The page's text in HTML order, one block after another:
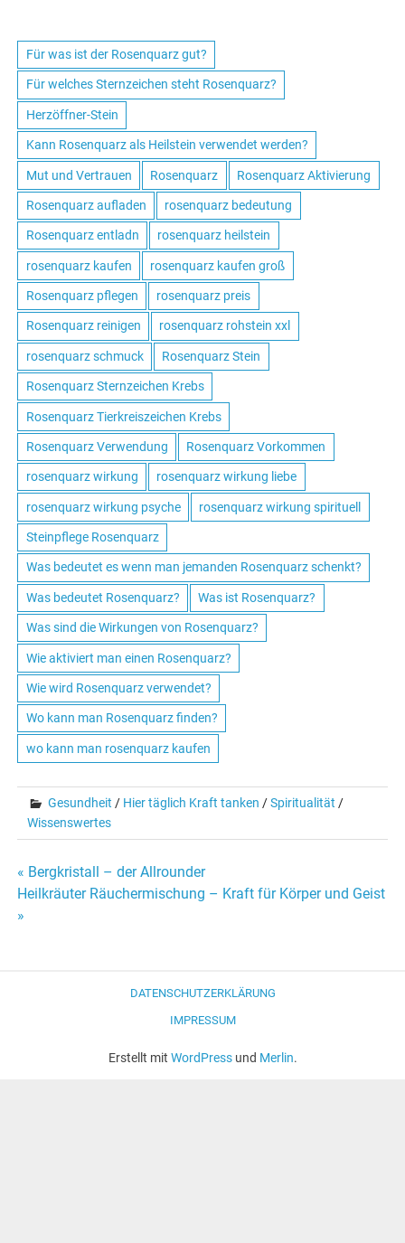
Für was ist der Rosenquarz gut?
Für welches Sternzeichen steht Rosenquarz?
Herzöffner-Stein
Kann Rosenquarz als Heilstein verwendet werden?
Mut und Vertrauen Rosenquarz Rosenquarz Aktivierung
Rosenquarz aufladen rosenquarz bedeutung
Rosenquarz entladn rosenquarz heilstein
rosenquarz kaufen rosenquarz kaufen groß
Rosenquarz pflegen rosenquarz preis
Rosenquarz reinigen rosenquarz rohstein xxl
rosenquarz schmuck Rosenquarz Stein
Rosenquarz Sternzeichen Krebs
Rosenquarz Tierkreiszeichen Krebs
Rosenquarz Verwendung Rosenquarz Vorkommen
rosenquarz wirkung rosenquarz wirkung liebe
rosenquarz wirkung psyche rosenquarz wirkung spirituell
Steinpflege Rosenquarz
Was bedeutet es wenn man jemanden Rosenquarz schenkt?
Was bedeutet Rosenquarz? Was ist Rosenquarz?
Was sind die Wirkungen von Rosenquarz?
Wie aktiviert man einen Rosenquarz?
Wie wird Rosenquarz verwendet?
Wo kann man Rosenquarz finden?
wo kann man rosenquarz kaufen
Gesundheit / Hier täglich Kraft tanken /Spiritualität /
Wissenswertes
Beitrags-
« Bergkristall – der Allrounder
Heilkräuter Räuchermischung – Kraft für Körper und Geist
»
DATENSCHUTZERKLÄRUNG
IMPRESSUM
Erstellt mit WordPressund Merlin.